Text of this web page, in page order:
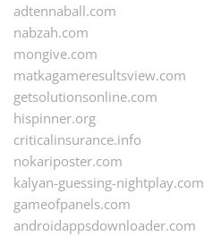
adtennaball.com
nabzah.com
mongive.com
matkagameresultsview.com
getsolutionsonline.com
hispinner.org
criticalinsurance.info
nokariposter.com
kalyan-guessing-nightplay.com
gameofpanels.com
androidappsdownloader.com